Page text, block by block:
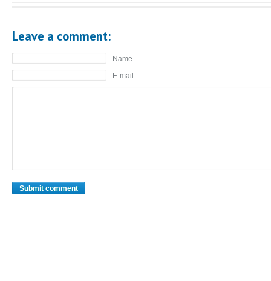
Leave a comment:
Name
E-mail
Submit comment